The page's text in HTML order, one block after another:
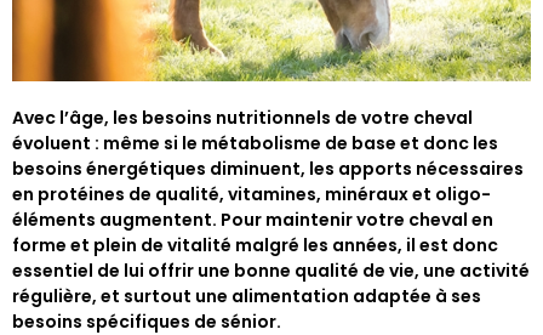
Avec l’âge, les besoins nutritionnels de votre cheval
évoluent : même si le métabolisme de base et donc les
besoins énergétiques diminuent, les apports nécessaires
en protéines de qualité, vitamines, minéraux et oligo-
éléments augmentent. Pour maintenir votre cheval en
forme et plein de vitalité malgré les années, il est donc
essentiel de lui offrir une bonne qualité de vie, une activité
régulière, et surtout une alimentation adaptée à ses
besoins spécifiques de sénior.